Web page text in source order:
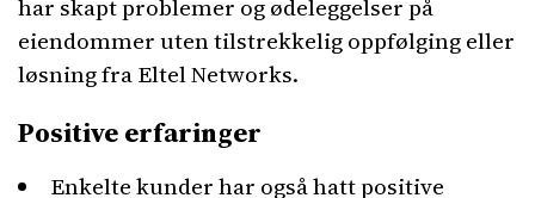
har skapt problemer og ødeleggelser på
eiendommer uten tilstrekkelig oppfølging eller
løsning fra Eltel Networks.
Positive erfaringer
Enkelte kunder har også hatt positive